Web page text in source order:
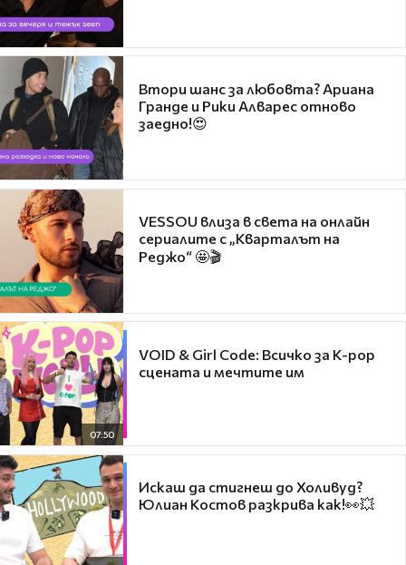
Втори шанс за любовта? Ариана
Гранде и Рики Алварес отново
заедно!😍
VESSOU влиза в света на онлайн
сериалите с „Кварталът на
Реджо“ 🤩🎬
07:50
VOID & Girl Code: Всичко за K-pop
сцената и мечтите им
Искаш да стигнеш до Холивуд?
Юлиан Костов разкрива как!👀💥